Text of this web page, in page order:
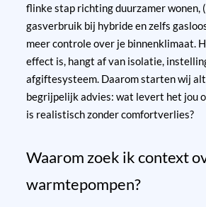
flinke stap richting duurzamer wonen,
gasverbruik bij hybride en zelfs
meer controle over je binnenklimaat.
effect is, hangt af van isolatie,
afgiftesysteem. Daarom starten wij
begrijpelijk advies: wat levert het jou
is realistisch zonder comfortverlies?
Waarom zoek ik context
warmtepompen?